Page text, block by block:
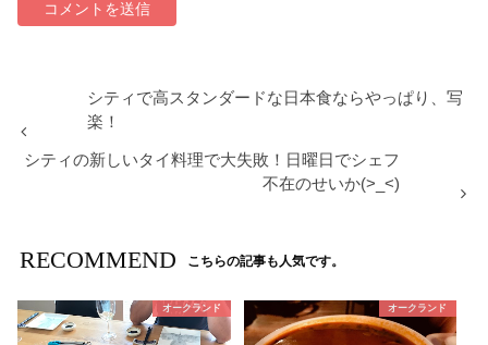
シティで高スタンダードな日本食ならやっぱり、写
楽！
シティの新しいタイ料理で大失敗！日曜日でシェフ
不在のせいか(>_<)
RECOMMEND こちらの記事も人気です。
オークランド オークランド